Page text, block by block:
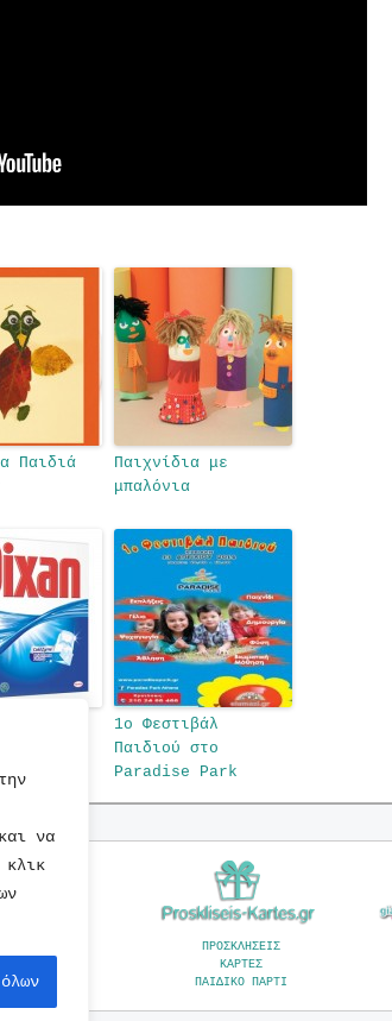
να
κλικ
Παιδιά
Παιχνίδια με
μπαλόνια
1ο Φεστιβάλ
Παιδιού στο
Paradise Park
ΠΑΙΧΝΙΔΙΑ
ΠΡΟΣΚΛΗΣΕΙΣ
ΚΑΡΤΕΣ
ΠΑΙΔΙΚΟ ΠΑΡΤΙ